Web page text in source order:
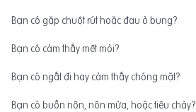
Bạn có gặp chuột rút hoặc đau ở bụng?
Bạn có cảm thấy mệt mỏi?
Bạn có ngất đi hay cảm thấy chóng mặt?
Bạn có buồn nôn, nôn mửa, hoặc tiêu chảy?